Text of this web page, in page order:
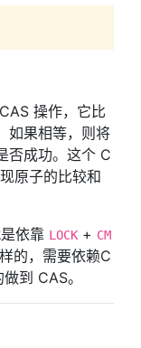
操作，它比
如果相等，则将
否成功。这个 C
原子的比较和
依靠 LOCK + CM
的，需要依赖C
到 CAS。